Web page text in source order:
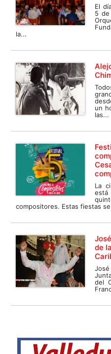
El
5 de
la...
un
las...
La
está
compositores. Estas fiestas
de
del